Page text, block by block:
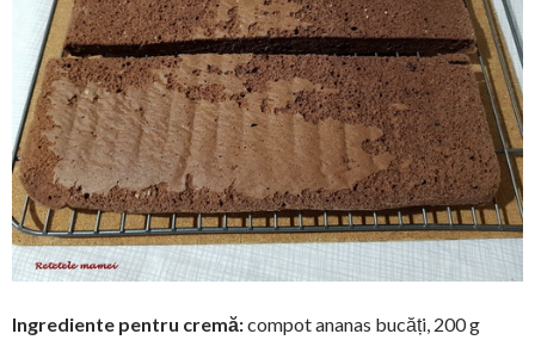
Ingrediente pentru cremă:compot ananas bucăți, 200 g